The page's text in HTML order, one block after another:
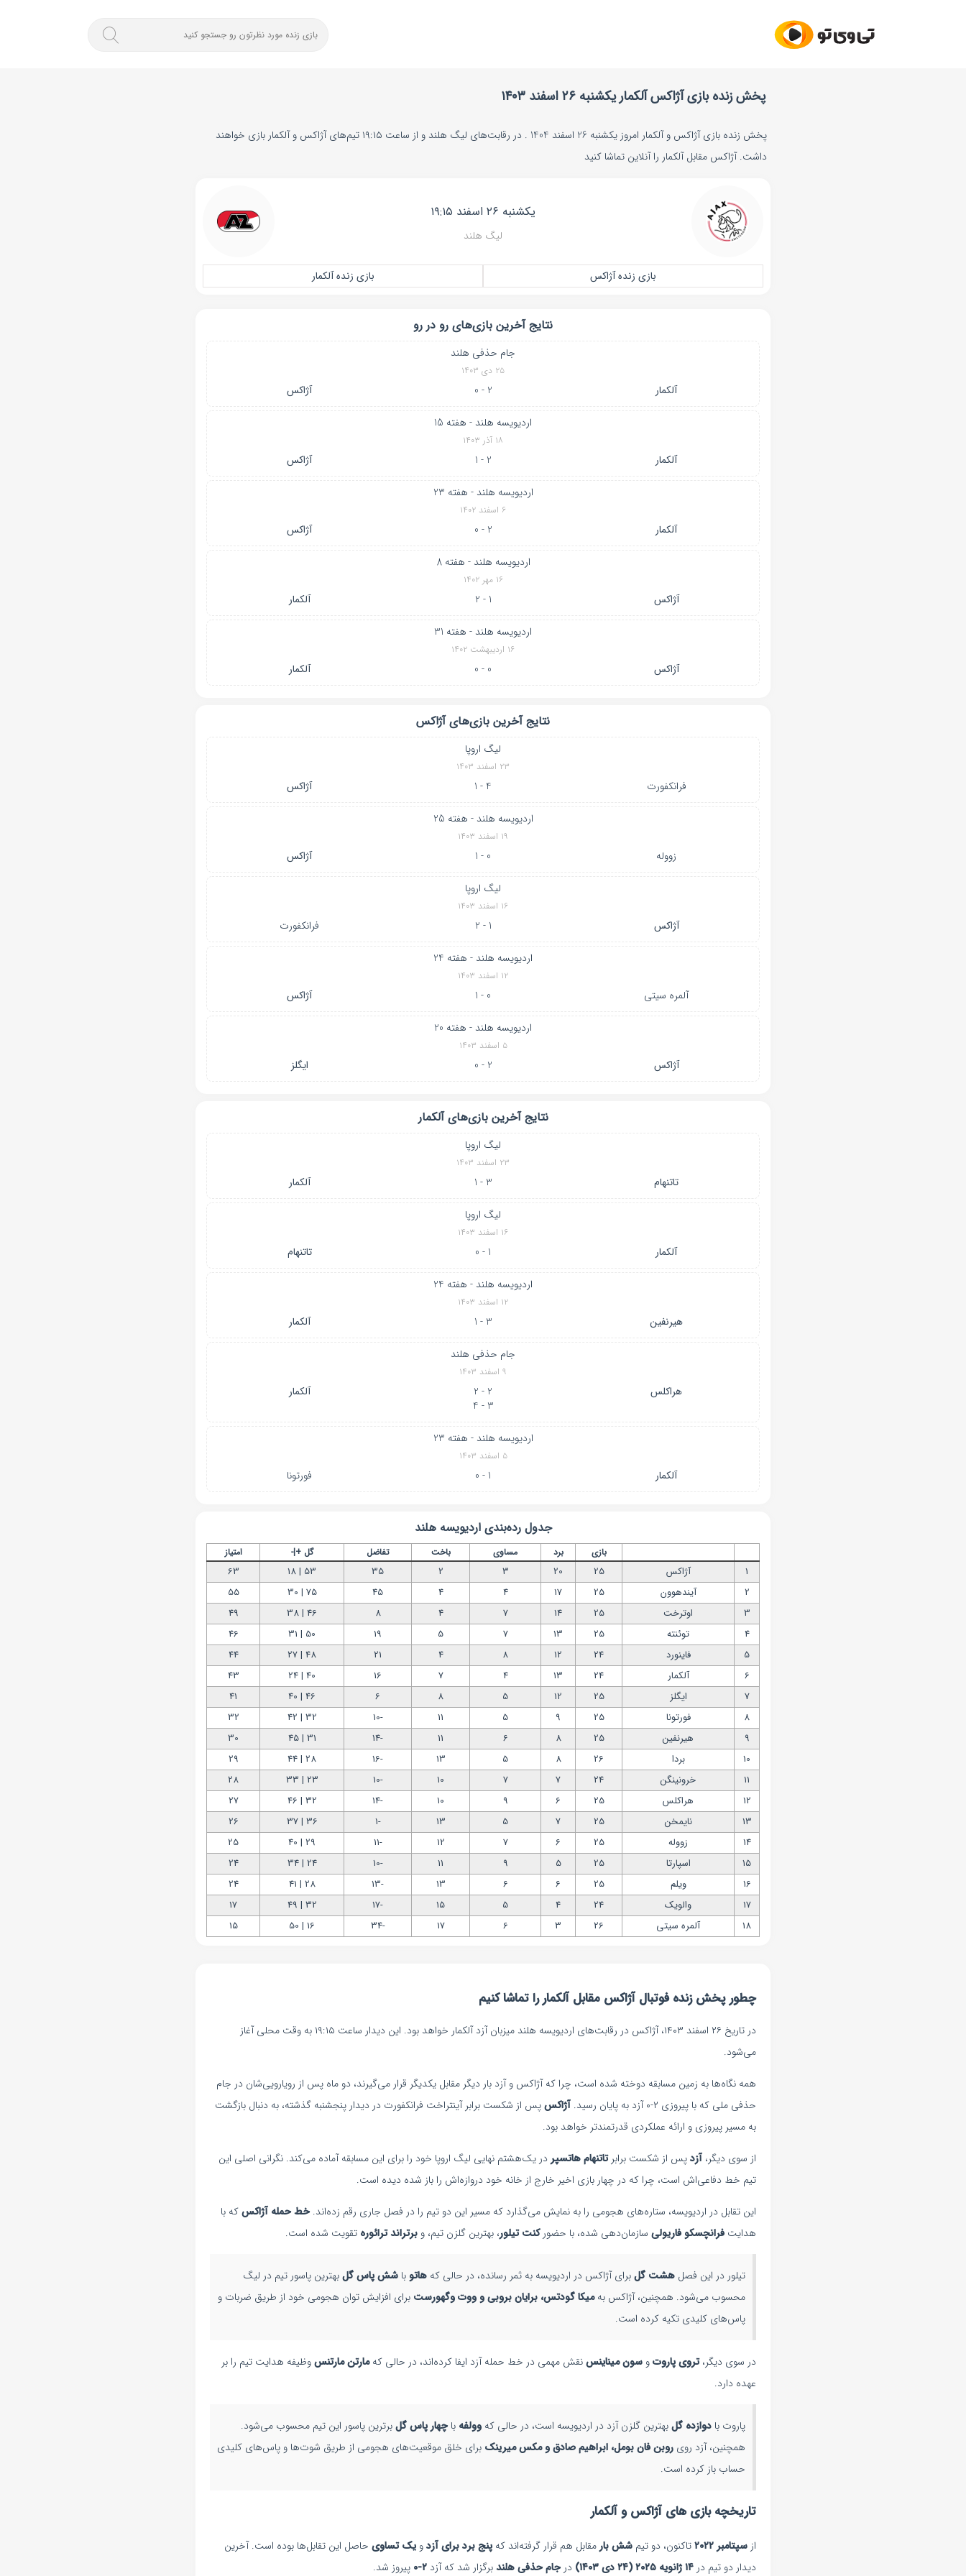
پخش زنده بازی آژاکس آلکمار یکشنبه ۲۶ اسفند ۱۴۰۳
پخش زنده بازی آژاکس و آلکمار امروز یکشنبه 26 اسفند 1404 . در رقابت‌های لیگ هلند و از ساعت ۱۹:۱۵ تیم‌های آژاکس و آلکمار بازی خواهند
داشت. آژاکس مقابل آلکمار را آنلاین تماشا کنید
یکشنبه ۲۶ اسفند ۱۹:۱۵
لیگ هلند
بازی زنده آژاکس بازی زنده آلکمار
نتایج آخرین بازی‌های رو در رو
جام حذفی هلند
۲۵ دی ۱۴۰۳
آلکمار 2 - 0 آژاکس
اردیویسه هلند - هفته 15
۱۸ آذر ۱۴۰۳
آلکمار 2 - 1 آژاکس
اردیویسه هلند - هفته 23
۶ اسفند ۱۴۰۲
آلکمار 2 - 0 آژاکس
اردیویسه هلند - هفته 8
۱۶ مهر ۱۴۰۲
آژاکس 1 - 2 آلکمار
اردیویسه هلند - هفته 31
۱۶ اردیبهشت ۱۴۰۲
آژاکس 0 - 0 آلکمار
نتایج آخرین بازی‌های آژاکس
لیگ اروپا
۲۳ اسفند ۱۴۰۳
فرانکفورت 4 - 1 آژاکس
اردیویسه هلند - هفته 25
۱۹ اسفند ۱۴۰۳
زووله 0 - 1 آژاکس
لیگ اروپا
۱۶ اسفند ۱۴۰۳
آژاکس 1 - 2 فرانکفورت
اردیویسه هلند - هفته 24
۱۲ اسفند ۱۴۰۳
آلمره سیتی 0 - 1 آژاکس
اردیویسه هلند - هفته 20
۵ اسفند ۱۴۰۳
آژاکس 2 - 0 ایگلز
نتایج آخرین بازی‌های آلکمار
لیگ اروپا
۲۳ اسفند ۱۴۰۳
تاتنهام 3 - 1 آلکمار
لیگ اروپا
۱۶ اسفند ۱۴۰۳
آلکمار 1 - 0 تاتنهام
اردیویسه هلند - هفته 24
۱۲ اسفند ۱۴۰۳
هیرنفین 3 - 1 آلکمار
جام حذفی هلند
۹ اسفند ۱۴۰۳
هراکلس
2 - 2
3 - 4
آلکمار
اردیویسه هلند - هفته 23
۵ اسفند ۱۴۰۳
آلکمار 1 - 0 فورتونا
جدول رده‌بندیاردیویسه هلند
بازی برد مساوی باخت تفاضل گل +|- امتیاز
1 آژاکس 25
20
3
2
35
53 | 18
63
2
آیندهوون 25
17
4
4
45
75 | 30
55
3
اوترخت 25
14
7
4
8
46 | 38
49
4
توئنته 25
13
7
5
19
50 | 31
46
5
فاینورد 24
12
8
4
21
48 | 27
44
6
آلکمار 24
13
4
7
16
40 | 24
43
7
ایگلز 25
12
5
8
6
46 | 40
41
8
فورتونا 25
9
5
11
-10
32 | 42
32
9
هیرنفین 25
8
6
11
-14
31 | 45
30
10
بردا 26
8
5
13
-16
28 | 44
29
11
خرونینگن 24
7
7
10
-10
23 | 33
28
12
هراکلس 25
6
9
10
-14
32 | 46
27
13
نایمخن 25
7
5
13
-1
36 | 37
26
14
زووله 25
6
7
12
-11
29 | 40
25
15
اسپارتا 25
5
9
11
-10
24 | 34
24
16
ویلم 25
6
6
13
-13
28 | 41
24
17
والویک 24
4
5
15
-17
32 | 49
17
18
آلمره سیتی 26
3
6
17
-34
16 | 50
15
چطور پخش زنده فوتبال آژاکس مقابل آلکمار را تماشا کنیم
در تاریخ ۲۶ اسفند ۱۴۰۳، آژاکس در رقابت‌های اردیویسه هلند میزبان آزد آلکمار خواهد بود. این دیدار ساعت ۱۹:۱۵ به وقت محلی آغاز
می‌شود.
همه نگاه‌ها به زمین مسابقه دوخته شده است، چرا که آژاکس و آزد بار دیگر مقابل یکدیگر قرار می‌گیرند، دو ماه پس از رویارویی‌شان در جام
حذفی ملی که با پیروزی ۲-۰ آزد به پایان رسید.
آژاکسپس از شکست برابر آینتراخت فرانکفورت در دیدار پنجشنبه گذشته، به دنبال بازگشت
به مسیر پیروزی و ارائه عملکردی قدرتمندتر خواهد بود.
از سوی دیگر، آزدپس از شکست برابرتاتنهام هاتسپر در یک‌هشتم نهایی لیگ اروپا خود را برای این مسابقه آماده می‌کند. نگرانی اصلی این
تیم خط دفاعی‌اش است، چرا که در چهار بازی اخیر خارج از خانه خود دروازه‌اش را باز شده دیده است.
این تقابل در اردیویسه، ستاره‌های هجومی را به نمایش می‌گذارد که مسیر این دو تیم را در فصل جاری رقم زده‌اند. خط حمله آژاکسکه با
هدایت فرانچسکو فاریولی سازمان‌دهی شده، با حضورکنت تیلور، بهترین گلزن تیم، و برتراند ترائوره تقویت شده است.
تیلور در این فصل هشت گلبرای آژاکس در اردیویسه به ثمر رسانده، در حالی که هاتو با شش پاس گلبهترین پاسور تیم در لیگ
محسوب می‌شود. همچنین، آژاکس بهمیکا گودتس، برایان بروبی و ووت وگهورست برای افزایش توان هجومی خود از طریق ضربات و
پاس‌های کلیدی تکیه کرده است.
در سوی دیگر،تروی پاروتو سون میناینسنقش مهمی در خط حمله آزد ایفا کرده‌اند، در حالی کهمارتن مارتنسوظیفه هدایت تیم را بر
عهده دارد.
پاروت با دوازده گلبهترین گلزن آزد در اردیویسه است، در حالی که وولفه با چهار پاس گلبرترین پاسور این تیم محسوب می‌شود.
همچنین، آزد روی روبن فان بومل، ابراهیم صادق و مکس میرینک برای خلق موقعیت‌های هجومی از طریق شوت‌ها و پاس‌های کلیدی
حساب باز کرده است.
تاریخچه بازی های آژاکس و آلکمار
از سپتامبر ۲۰۲۲ تاکنون، دو تیم شش بار مقابل هم قرار گرفته‌اند که پنج برد برای آزدو یک تساوی حاصل این تقابل‌ها بوده است. آخرین
دیدار دو تیم در ۱۴ ژانویه ۲۰۲۵ (۲۴ دی ۱۴۰۳) در جام حذفی هلندبرگزار شد که آزد ۲-۰ پیروز شد.